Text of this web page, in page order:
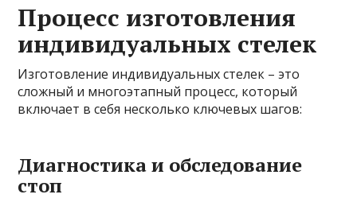
Процесс изготовления
индивидуальных стелек
Изготовление индивидуальных стелек – это
сложный и многоэтапный процесс, который
включает в себя несколько ключевых шагов:
Диагностика и обследование
стоп